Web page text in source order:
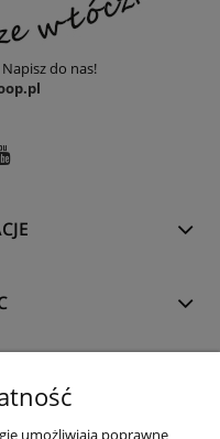
do nas!
umożliwiają poprawne